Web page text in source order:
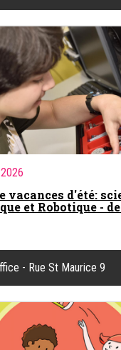
vacances d'été:
et Robotique - de
- Rue St Maurice 9